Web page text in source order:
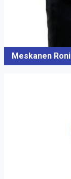
Meskanen Roni